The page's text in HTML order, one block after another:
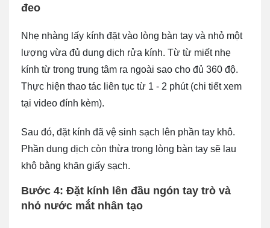
đeo
Nhẹ nhàng lấy kính đặt vào lòng bàn tay và nhỏ một
lượng vừa đủ dung dịch rửa kính. Từ từ miết nhẹ
kính từ trong trung tâm ra ngoài sao cho đủ 360 độ.
Thực hiện thao tác liên tục từ 1 - 2 phút (chi tiết xem
tại video đính kèm).
Sau đó, đặt kính đã vệ sinh sạch lên phần tay khô.
Phần dung dịch còn thừa trong lòng bàn tay sẽ lau
khô bằng khăn giấy sạch.
Bước 4: Đặt kính lên đầu ngón tay trò và
nhỏ nước mắt nhân tạo